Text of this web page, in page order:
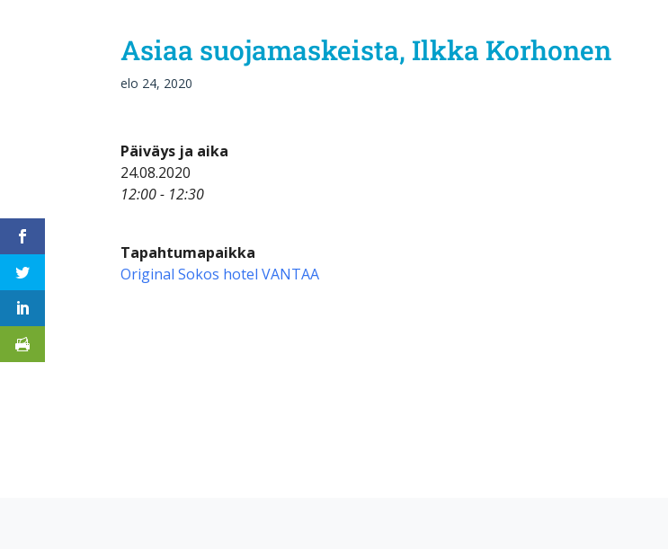
Asiaa suojamaskeista, Ilkka Korhonen
elo 24, 2020
Päiväys ja aika
24.08.2020
12:00 - 12:30
Tapahtumapaikka
Original Sokos hotel VANTAA